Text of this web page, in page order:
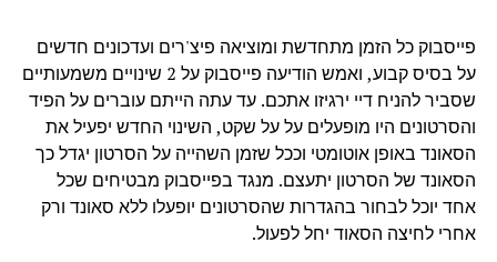
פייסבוק כל הזמן מתחדשת ומוציאה פיצ'רים ועדכונים חדשים
על בסיס קבוע, ואמש הודיעה פייסבוק על 2 שינויים משמעותיים
שסביר להניח דיי ירגיזו אתכם. עד עתה הייתם עוברים על הפיד
והסרטונים היו מופעלים על על שקט, השינוי החדש יפעיל את
הסאונד באופן אוטומטי וככל שזמן השהייה על הסרטון יגדל כך
הסאונד של הסרטון יתעצם. מנגד בפייסבוק מבטיחים שכל
אחד יוכל לבחור בהגדרות שהסרטונים יופעלו ללא סאונד ורק
אחרי לחיצה הסאוד יחל לפעול.